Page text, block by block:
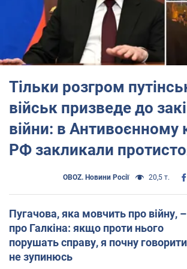
Тільки розгром
військ призведе до
війни: в Антивоєнному
РФ закликали
мобілізаціїOBOZ. Новини Росії 20,5 т.
Пугачова, яка мовчить про війну, –
про Галкіна: якщо проти нього
порушать справу, я почну говорити
не зупинюсь